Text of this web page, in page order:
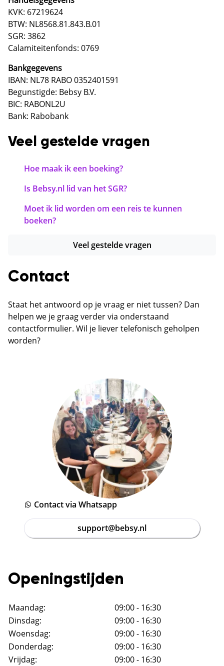
KVK: 67219624
BTW: NL8568.81.843.B.01
SGR: 3862
Calamiteitenfonds: 0769
Bankgegevens
IBAN: NL78 RABO 0352401591
Begunstigde: Bebsy B.V.
BIC: RABONL2U
Bank: Rabobank
Veel gestelde vragen
Hoe maak ik een boeking?
Is Bebsy.nl lid van het SGR?
Moet ik lid worden om een reis te kunnen
boeken?
Veel gestelde vragen
Contact
Staat het antwoord op je vraag er niet tussen? Dan
helpen we je graag verder via onderstaand
contactformulier. Wil je liever telefonisch geholpen
worden?
Contact via Whatsapp
support@bebsy.nl
Openingstijden
Maandag:
09:00 - 16:30
Dinsdag:
09:00 - 16:30
Woensdag:
09:00 - 16:30
Donderdag:
09:00 - 16:30
Vrijdag:
09:00 - 16:30